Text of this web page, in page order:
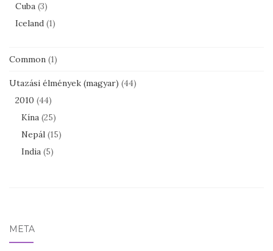
Cuba (3)
Iceland (1)
Common (1)
Utazási élmények (magyar) (44)
2010 (44)
Kína (25)
Nepál (15)
India (5)
META